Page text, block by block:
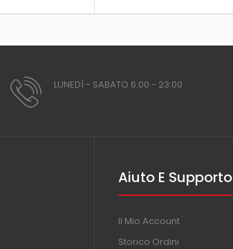
LUNEDÌ - SABATO 6:00 - 23:00
Aiuto E Supporto
Il Mio Account
Storico Ordini